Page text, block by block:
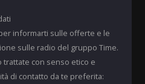
informarti sulle offerte e le
sulle radio del gruppo Time.
con senso etico e
di contatto da te preferita: